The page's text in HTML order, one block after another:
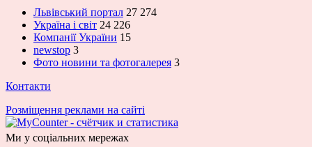
Львівський портал 27 274
Україна і світ 24 226
Компанії України 15
newstop 3
Фото новини та фотогалерея 3
Контакти
Розміщення реклами на сайті
Ми у соціальних мережах